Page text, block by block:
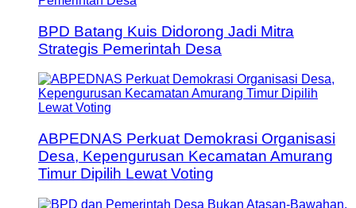
BPD Batang Kuis Didorong Jadi Mitra
Strategis Pemerintah Desa
ABPEDNAS Perkuat Demokrasi Organisasi
Desa, Kepengurusan Kecamatan Amurang
Timur Dipilih Lewat Voting